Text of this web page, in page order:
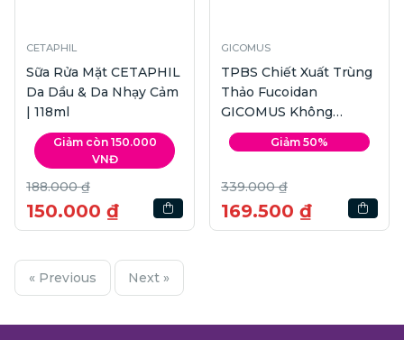
CETAPHIL
Sữa Rửa Mặt CETAPHIL
Da Dầu & Da Nhạy Cảm
| 118ml
Giảm còn 150.000
VNĐ
188.000 ₫
150.000 ₫
GICOMUS
TPBS Chiết Xuất Trùng
Thảo Fucoidan
GICOMUS Không
Đường | Hộp 6 hũ
Giảm 50%
339.000 ₫
169.500 ₫
« Previous Next »